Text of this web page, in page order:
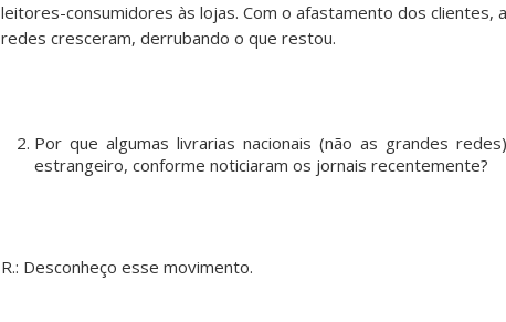
leitores-consumidores às lojas. Com o afastamento dos clientes,
redes cresceram, derrubando o que restou.
Por que algumas livrarias nacionais (não as grandes
estrangeiro, conforme noticiaram os jornais recentemente?
R.: Desconheço esse movimento.